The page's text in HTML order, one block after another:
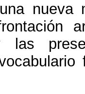
las